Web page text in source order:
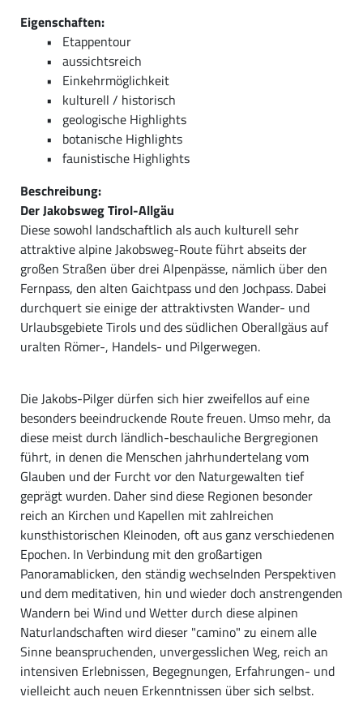
Eigenschaften:
Etappentour
aussichtsreich
Einkehrmöglichkeit
kulturell / historisch
geologische Highlights
botanische Highlights
faunistische Highlights
Beschreibung:
Der Jakobsweg Tirol-Allgäu
Diese sowohl landschaftlich als auch kulturell sehr
attraktive alpine Jakobsweg-Route führt abseits der
großen Straßen über drei Alpenpässe, nämlich über den
Fernpass, den alten Gaichtpass und den Jochpass. Dabei
durchquert sie einige der attraktivsten Wander- und
Urlaubsgebiete Tirols und des südlichen Oberallgäus auf
uralten Römer-, Handels- und Pilgerwegen.
Die Jakobs-Pilger dürfen sich hier zweifellos auf eine
besonders beeindruckende Route freuen. Umso mehr, da
diese meist durch ländlich-beschauliche Bergregionen
führt, in denen die Menschen jahrhundertelang vom
Glauben und der Furcht vor den Naturgewalten tief
geprägt wurden. Daher sind diese Regionen besonder
reich an Kirchen und Kapellen mit zahlreichen
kunsthistorischen Kleinoden, oft aus ganz verschiedenen
Epochen. In Verbindung mit den großartigen
Panoramablicken, den ständig wechselnden Perspektiven
und dem meditativen, hin und wieder doch anstrengenden
Wandern bei Wind und Wetter durch diese alpinen
Naturlandschaften wird dieser "camino" zu einem alle
Sinne beanspruchenden, unvergesslichen Weg, reich an
intensiven Erlebnissen, Begegnungen, Erfahrungen- und
vielleicht auch neuen Erkenntnissen über sich selbst.